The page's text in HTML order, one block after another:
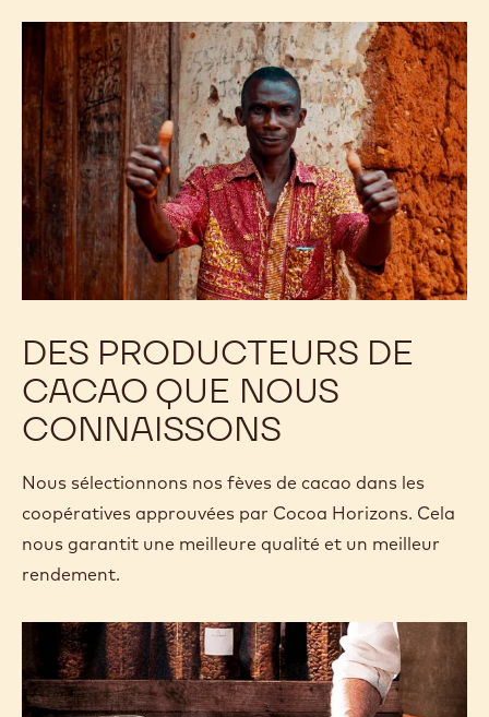
DES PRODUCTEURS DE
CACAO QUE NOUS
CONNAISSONS
Nous sélectionnons nos fèves de cacao dans les
coopératives approuvées par Cocoa Horizons. Cela
nous garantit une meilleure qualité et un meilleur
rendement.